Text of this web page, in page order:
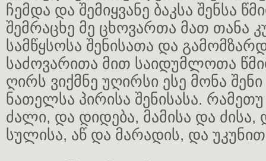
ჩემდა და შემიყვანე ბაკსა შენსა
შემრაცხე მე ცხოვართა მათ თანა
სამწყსოსა შენისათა და
საძოვარითა მით საიდუმლოთა
ღირს ვიქმნე უღირსი ესე მონა
ნათელსა პირისა შენისასა.
ძალი, და დიდება, მამისა და ძისა,
სულისა, აწ და მარადის, და